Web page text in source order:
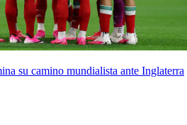
su camino mundialista ante Inglaterra